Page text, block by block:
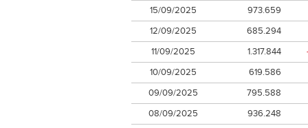
15/09/2025
973.659
12/09/2025
685.294
11/09/2025
1.317.844
10/09/2025
619.586
09/09/2025
795.588
08/09/2025
936.248